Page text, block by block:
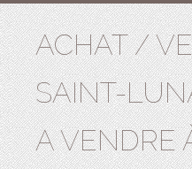
ACHAT /
SAINT-
A VENDRE